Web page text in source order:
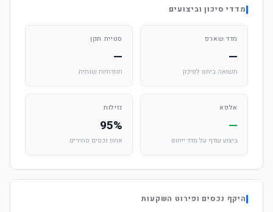
מדדי סיכון וביצועים
מדד שארפ
—
תשואה ביחס לסיכון
סטיית תקן
—
תנודתיות שנתית
אלפא
—
ביצוע עודף על מדד ייחוס
נזילות
95%
אחוז נכסים סחירים
היקף נכסים ופירוט השקעות